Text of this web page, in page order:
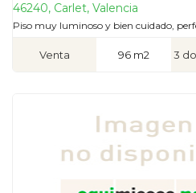
46240, Carlet, Valencia
Piso muy luminoso y bien cuidado,
Venta 96 m2 3